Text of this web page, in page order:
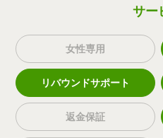
サー
女性専用
リバウンドサポート
返金保証